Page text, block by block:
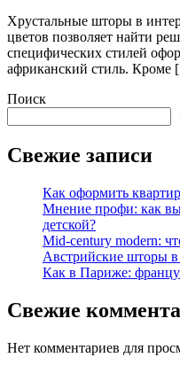
Хрустальные шторы в
цветов позволяет найти
специфических стилей
африканский стиль.
Поиск
Свежие записи
Как оформить
Мнение профи: как
детской?
Mid-century modern:
Австрийские шторы
Как в Париже:
Свежие
Нет комментариев для